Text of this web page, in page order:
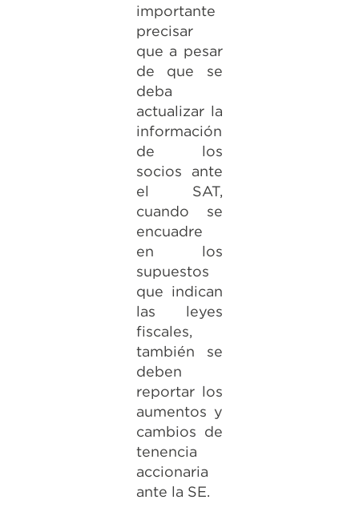
importante
precisar
que a pesar
de que se
deba
actualizar la
información
de los
socios ante
el SAT,
cuando se
encuadre
en los
supuestos
que indican
las leyes
fiscales,
también se
deben
reportar los
aumentos y
cambios de
tenencia
accionaria
ante la SE.